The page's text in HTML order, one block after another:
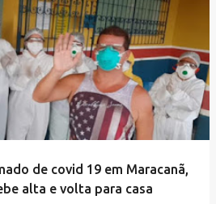
de covid 19 em Maracanã,
alta e volta para casa